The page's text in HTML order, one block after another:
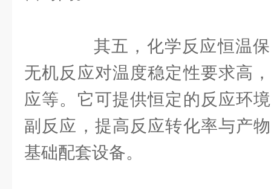
其五，化学反应恒温保
无机反应对温度稳定性要求高
应等。它可提供恒定的反应环
副反应，提高反应转化率与产
基础配套设备。